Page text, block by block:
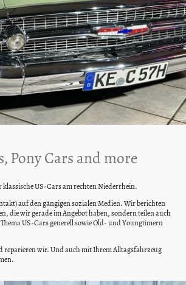
Pony Cars and more
US-Cars am rechten Niederrhein.
auf den gängigen sozialen Medien. Wir berichten
die wir gerade im Angebot haben, sondern teilen auch
US-Cars generell sowie Old- und Youngtimern
reparieren wir. Und auch mit Ihrem Alltagsfahrzeug